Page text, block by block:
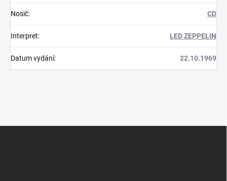
Nosič: CD
Interpret: LED ZEPPELIN
Datum vydání: 22.10.1969